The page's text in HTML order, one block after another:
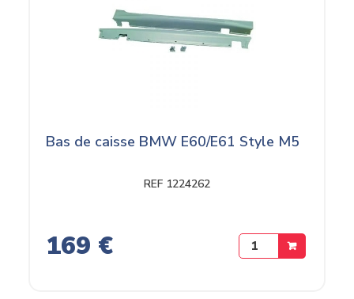
Bas de caisse BMW E60/E61 Style M5
REF 1224262
169 €